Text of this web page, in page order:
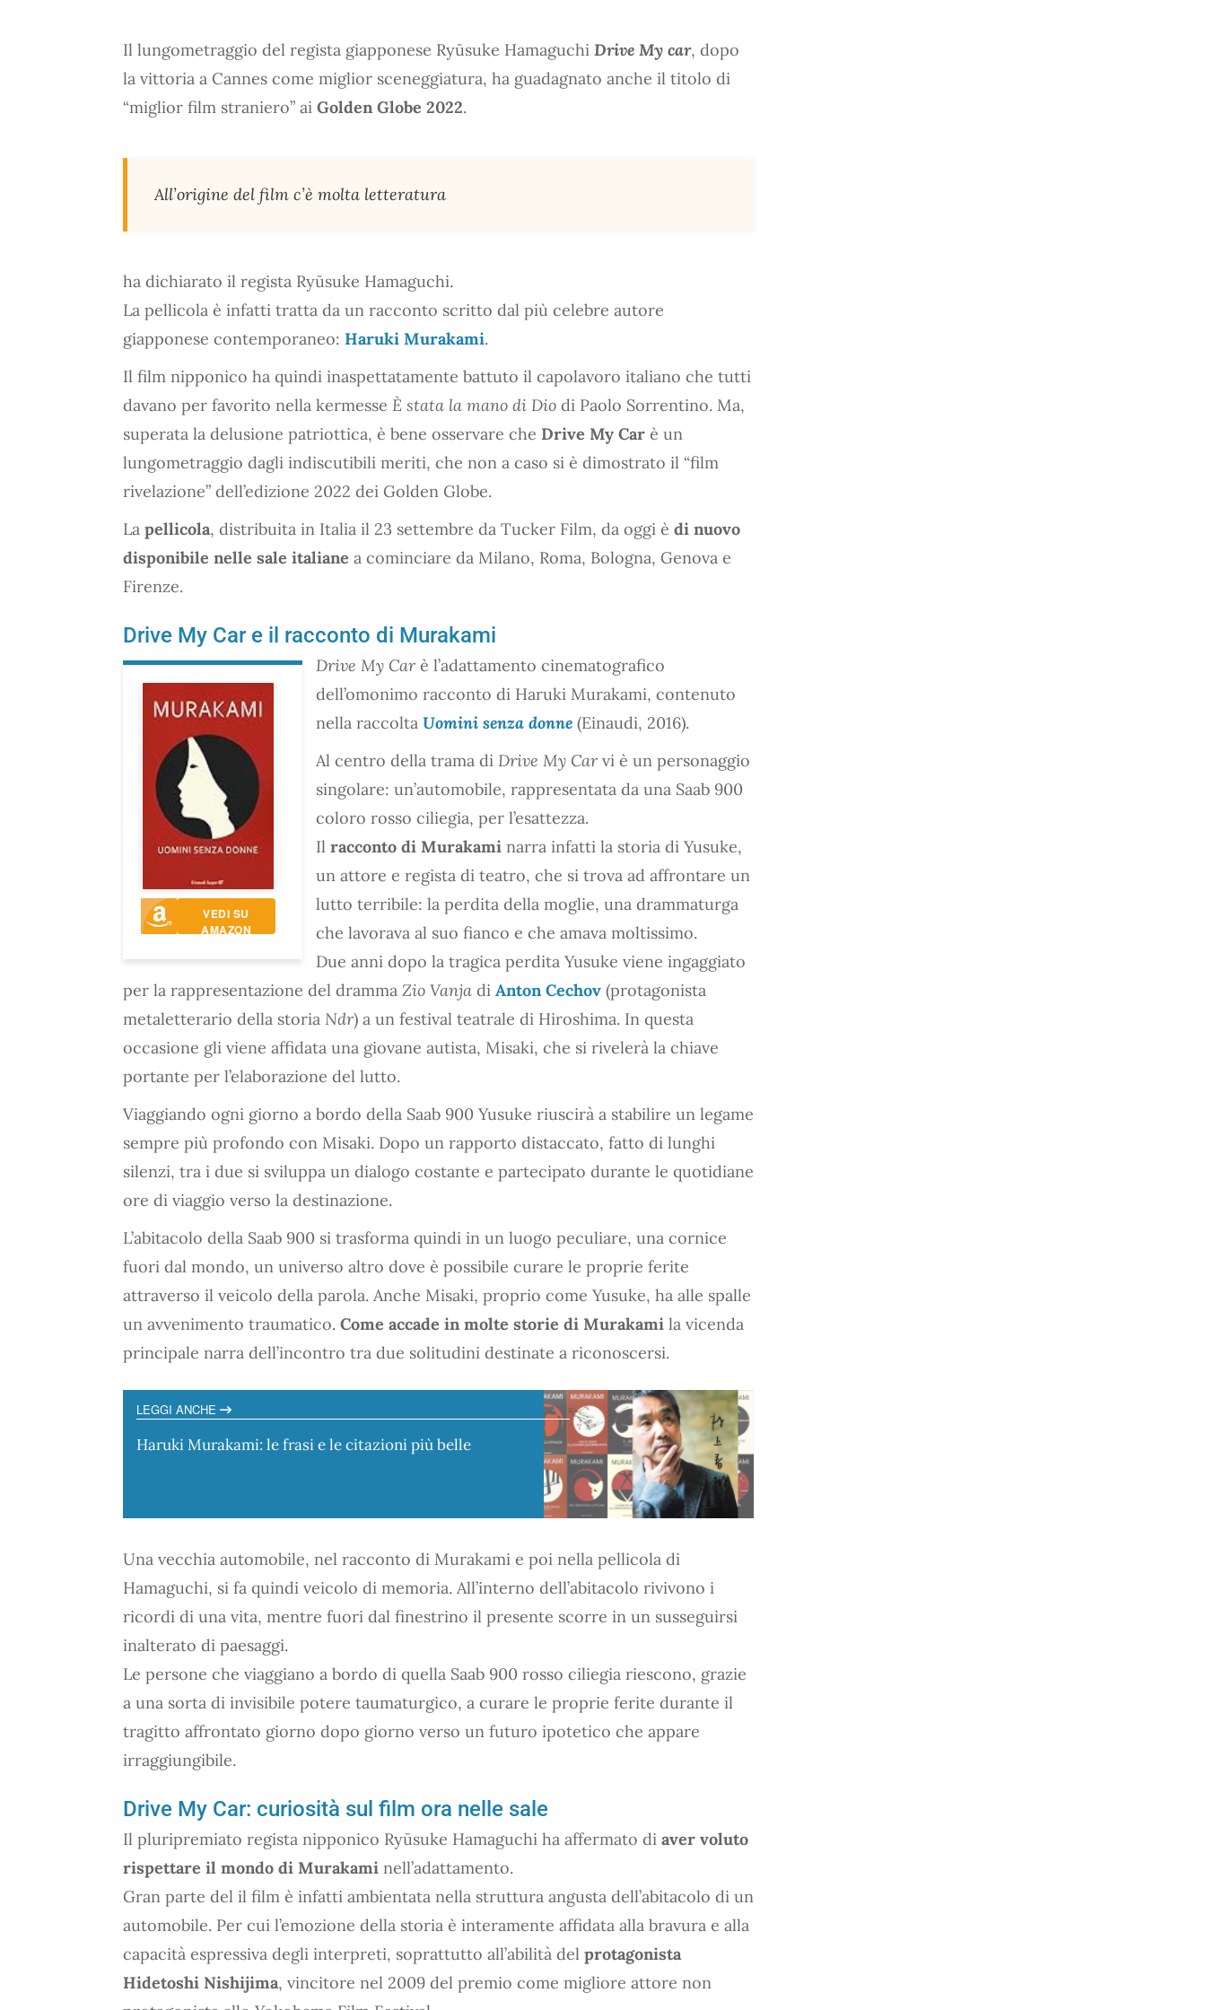
Il lungometraggio del regista giapponese Ryūsuke Hamaguchi Drive My car, dopo
la vittoria a Cannes come miglior sceneggiatura, ha guadagnato anche il titolo di
“miglior film straniero” ai Golden Globe 2022.
All’origine del film c’è molta letteratura
ha dichiarato il regista Ryūsuke Hamaguchi.
La pellicola è infatti tratta da un racconto scritto dal più celebre autore
giapponese contemporaneo: Haruki Murakami.
Il film nipponico ha quindi inaspettatamente battuto il capolavoro italiano che tutti
davano per favorito nella kermesse È stata la mano di Dio di Paolo Sorrentino. Ma,
superata la delusione patriottica, è bene osservare che Drive My Car è un
lungometraggio dagli indiscutibili meriti, che non a caso si è dimostrato il “film
rivelazione” dell’edizione 2022 dei Golden Globe.
La pellicola, distribuita in Italia il 23 settembre da Tucker Film, da oggi è di nuovo
disponibile nelle sale italiane a cominciare da Milano, Roma, Bologna, Genova e
Firenze.
Drive My Car e il racconto di Murakami
VEDI SU
AMAZON
Drive My Car è l’adattamento cinematografico
dell’omonimo racconto di Haruki Murakami, contenuto
nella raccolta Uomini senza donne (Einaudi, 2016).
Al centro della trama di Drive My Car vi è un personaggio
singolare: un’automobile, rappresentata da una Saab 900
coloro rosso ciliegia, per l’esattezza.
Il racconto di Murakami narra infatti la storia di Yusuke,
un attore e regista di teatro, che si trova ad affrontare un
lutto terribile: la perdita della moglie, una drammaturga
che lavorava al suo fianco e che amava moltissimo.
Due anni dopo la tragica perdita Yusuke viene ingaggiato
per la rappresentazione del dramma Zio Vanja di Anton Cechov (protagonista
metaletterario della storia Ndr) a un festival teatrale di Hiroshima. In questa
occasione gli viene affidata una giovane autista, Misaki, che si rivelerà la chiave
portante per l’elaborazione del lutto.
Viaggiando ogni giorno a bordo della Saab 900 Yusuke riuscirà a stabilire un legame
sempre più profondo con Misaki. Dopo un rapporto distaccato, fatto di lunghi
silenzi, tra i due si sviluppa un dialogo costante e partecipato durante le quotidiane
ore di viaggio verso la destinazione.
L’abitacolo della Saab 900 si trasforma quindi in un luogo peculiare, una cornice
fuori dal mondo, un universo altro dove è possibile curare le proprie ferite
attraverso il veicolo della parola. Anche Misaki, proprio come Yusuke, ha alle spalle
un avvenimento traumatico. Come accade in molte storie di Murakami la vicenda
principale narra dell’incontro tra due solitudini destinate a riconoscersi.
LEGGI ANCHE
Haruki Murakami: le frasi e le citazioni più belle
Una vecchia automobile, nel racconto di Murakami e poi nella pellicola di
Hamaguchi, si fa quindi veicolo di memoria. All’interno dell’abitacolo rivivono i
ricordi di una vita, mentre fuori dal finestrino il presente scorre in un susseguirsi
inalterato di paesaggi.
Le persone che viaggiano a bordo di quella Saab 900 rosso ciliegia riescono, grazie
a una sorta di invisibile potere taumaturgico, a curare le proprie ferite durante il
tragitto affrontato giorno dopo giorno verso un futuro ipotetico che appare
irraggiungibile.
Drive My Car: curiosità sul film ora nelle sale
Il pluripremiato regista nipponico Ryūsuke Hamaguchi ha affermato di aver voluto
rispettare il mondo di Murakami nell’adattamento.
Gran parte del il film è infatti ambientata nella struttura angusta dell’abitacolo di un
automobile. Per cui l’emozione della storia è interamente affidata alla bravura e alla
capacità espressiva degli interpreti, soprattutto all’abilità del protagonista
Hidetoshi Nishijima, vincitore nel 2009 del premio come migliore attore non